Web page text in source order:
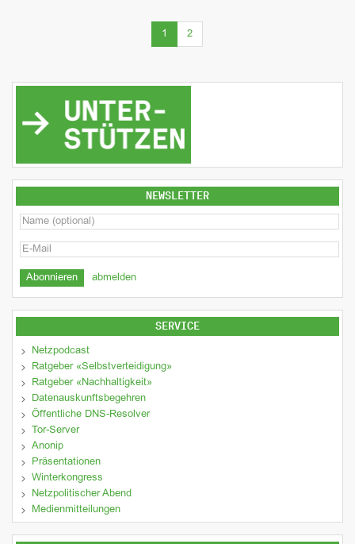
1 (current)
2
NEWSLETTER
abmelden
SERVICE
Netzpodcast
Ratgeber «Selbstverteidigung»
Ratgeber «Nachhaltigkeit»
Datenauskunftsbegehren
Öffentliche DNS-Resolver
Tor-Server
Anonip
Präsentationen
Winterkongress
Netzpolitischer Abend
Medienmitteilungen